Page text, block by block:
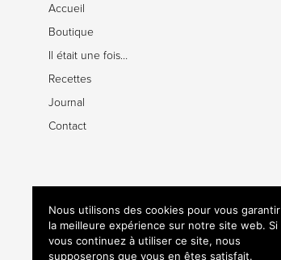
Accueil
Boutique
Il était une fois…
Recettes
Journal
Contact
Nous utilisons des cookies pour vous garantir
la meilleure expérience sur notre site web. Si
vous continuez à utiliser ce site, nous
supposerons que vous en êtes satisfait.